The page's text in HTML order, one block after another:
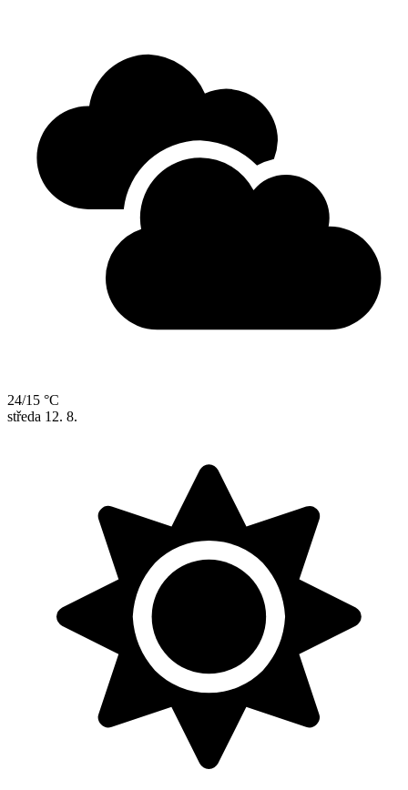
24/15 °C
středa 12. 8.